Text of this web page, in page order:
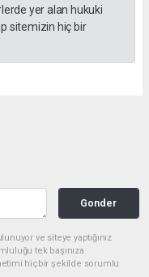
yer alan hukuki
sitemizin hiç bir
Gonder
ve siteye yaptığınız
tek başınıza
hiçbir şekilde sorumlu